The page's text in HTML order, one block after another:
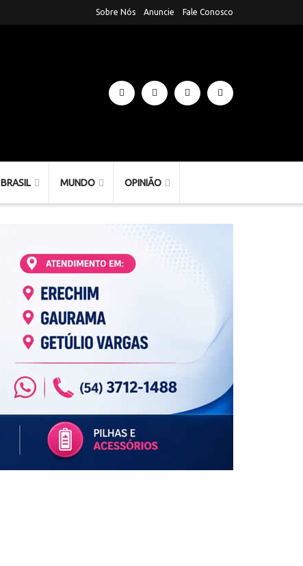
Sobre Nós Anuncie Fale Conosco
BRASIL MUNDO OPINIÃO